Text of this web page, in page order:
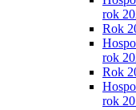
rok
Rok
rok
Rok
rok